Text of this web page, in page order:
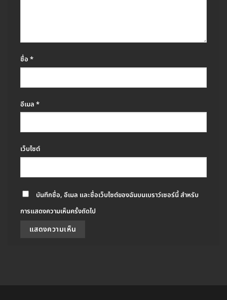
ชื่อ *
อีเมล *
เว็บไซต์
บันทึกชื่อ, อีเมล และชื่อเว็บไซต์ของฉันบนเบราว์เซอร์นี้ สำหรับ
การแสดงความเห็นครั้งถัดไป